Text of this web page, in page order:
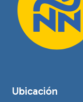
Ubicación